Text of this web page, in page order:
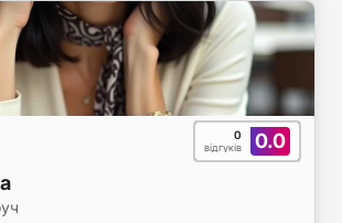
0.0
0
відгуків